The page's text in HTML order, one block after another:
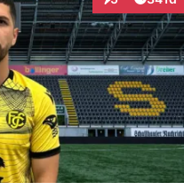
Interaktionen